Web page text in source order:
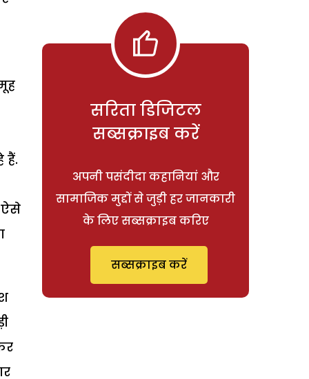
हैं.
ऐसे
सरिता डिजिटल
सब्सक्राइब करें
अपनी पसंदीदा कहानियां और
सामाजिक मुद्दों से जुड़ी हर जानकारी
के लिए सब्सक्राइब करिए
सब्सक्राइब करें